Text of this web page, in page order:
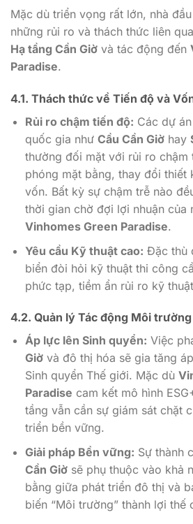
Mặc dù triển vọng rất lớn, nhà
những rủi ro và thách thức liên
Hạ tầng Cần Giờ và tác động đến
Paradise.
4.1. Thách thức về Tiến độ và
Rủi ro chậm tiến độ: Các dự
quốc gia như Cầu Cần Giờhay
thường đối mặt với rủi ro chậm
phóng mặt bằng, thay đổi thiết
vốn. Bất kỳ sự chậm trễ nào
thời gian chờ đợi lợi nhuận của
Vinhomes Green Paradise.
Yêu cầu Kỹ thuật cao: Đặc thù
biển đòi hỏi kỹ thuật thi công
phức tạp, tiềm ẩn rủi ro kỹ
4.2. Quản lý Tác động Môi trường
Áp lực lên Sinh quyển: Việc
Giờvà đô thị hóa sẽ gia tăng
Sinh quyển Thế giới. Mặc dù
Paradise cam kết mô hình
tầng vẫn cần sự giám sát chặt
triển bền vững.
Giải pháp Bền vững: Sự thành
Cần Giờsẽ phụ thuộc vào khả
bằng giữa phát triển đô thị và
biến “Môi trường” thành lợi thế